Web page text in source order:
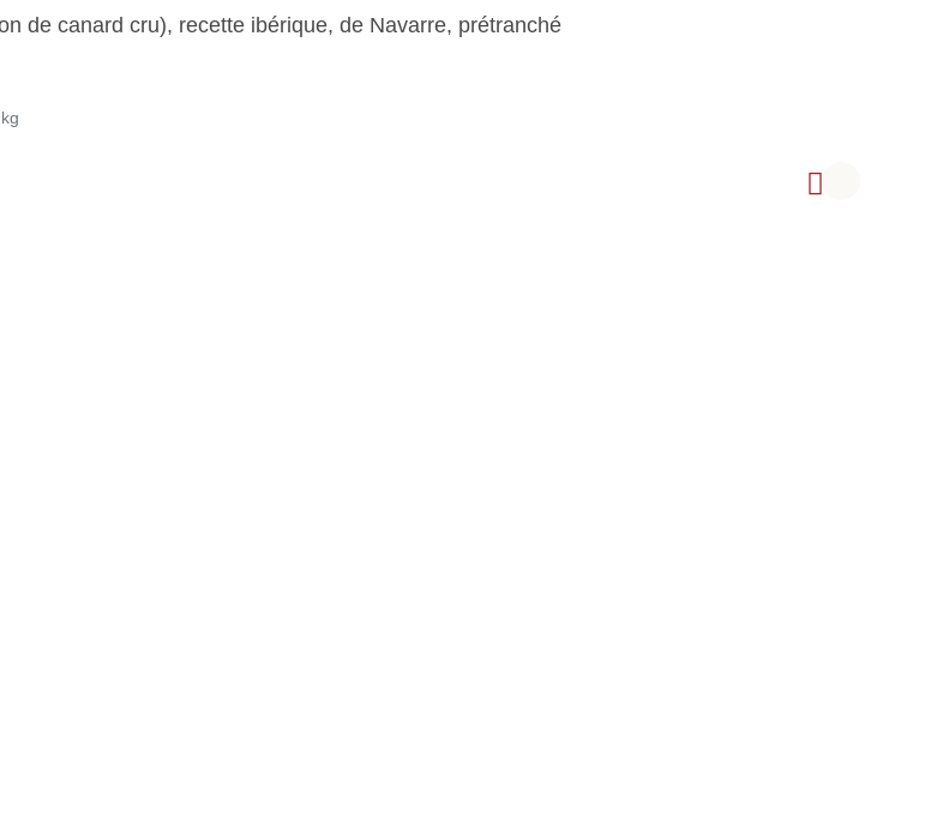
de canard cru), recette ibérique, de Navarre, prétranché
/ kg